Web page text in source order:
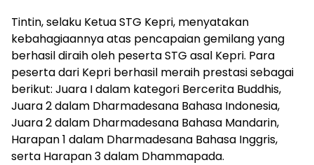
Tintin, selaku Ketua STG Kepri, menyatakan
kebahagiaannya atas pencapaian gemilang yang
berhasil diraih oleh peserta STG asal Kepri. Para
peserta dari Kepri berhasil meraih prestasi sebagai
berikut: Juara I dalam kategori Bercerita Buddhis,
Juara 2 dalam Dharmadesana Bahasa Indonesia,
Juara 2 dalam Dharmadesana Bahasa Mandarin,
Harapan 1 dalam Dharmadesana Bahasa Inggris,
serta Harapan 3 dalam Dhammapada.